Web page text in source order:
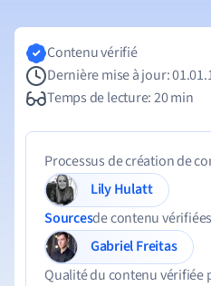
Contenu vérifié
Dernière mise à jour:
Temps de lecture: 20 min
Processus de création de
Lily Hulatt
Sourcesde contenu
Gabriel Freitas
Qualité du contenu vérifiée